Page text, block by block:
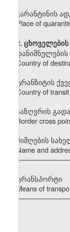
კარანტინის
Place of
2. ცხოველების
დანიშნულების
Country of
ტრანზიტის
Country of
საზღვრის
Border cross
მიმღების
Name and
ტრანსპორტი
Means of